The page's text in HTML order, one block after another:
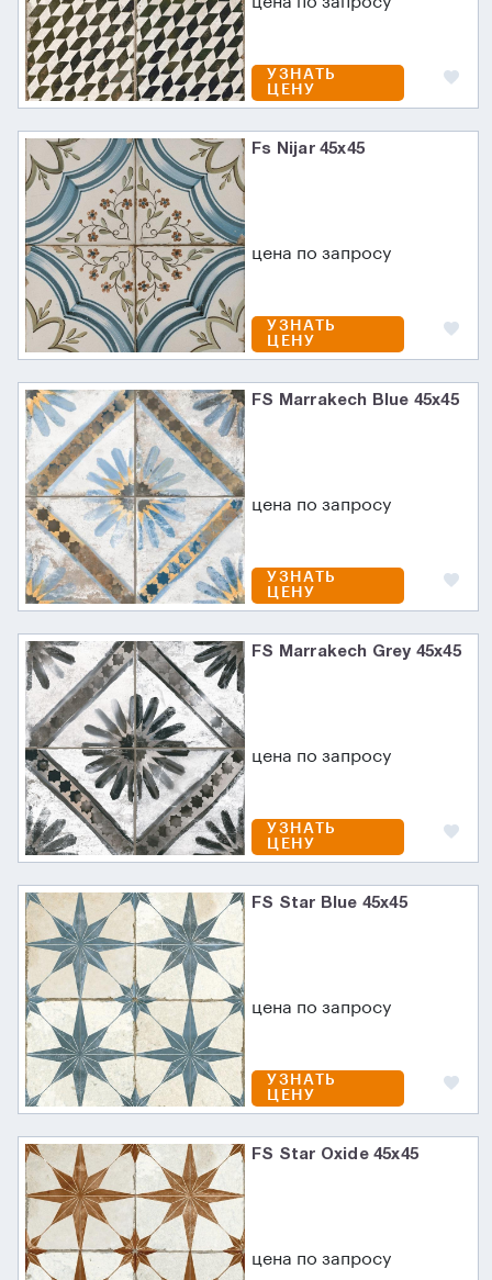
УЗНАТЬ
ЦЕНУ
Fs Nijar 45х45
цена по запросу
УЗНАТЬ
ЦЕНУ
FS Marrakech Blue 45x45
цена по запросу
УЗНАТЬ
ЦЕНУ
FS Marrakech Grey 45x45
цена по запросу
УЗНАТЬ
ЦЕНУ
FS Star Blue 45x45
цена по запросу
УЗНАТЬ
ЦЕНУ
FS Star Oxide 45x45
цена по запросу